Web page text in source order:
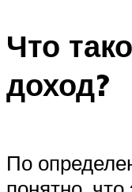
Что
доход?
По